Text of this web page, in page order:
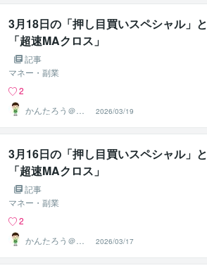
3月18日の「押し目買いスペシャル」と
「超速MAクロス」
記事
マネー・副業
2
かんたろう＠か
んたんFX
2026/03/19
3月16日の「押し目買いスペシャル」と
「超速MAクロス」
記事
マネー・副業
2
かんたろう＠か
んたんFX
2026/03/17